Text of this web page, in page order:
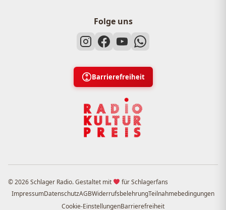
Folge uns
Barrierefreiheit
© 2026 Schlager Radio. Gestaltet mit
für Schlagerfans
ImpressumDatenschutzAGBWiderrufsbelehrungTeilnahmebedingungen
Cookie-EinstellungenBarrierefreiheit